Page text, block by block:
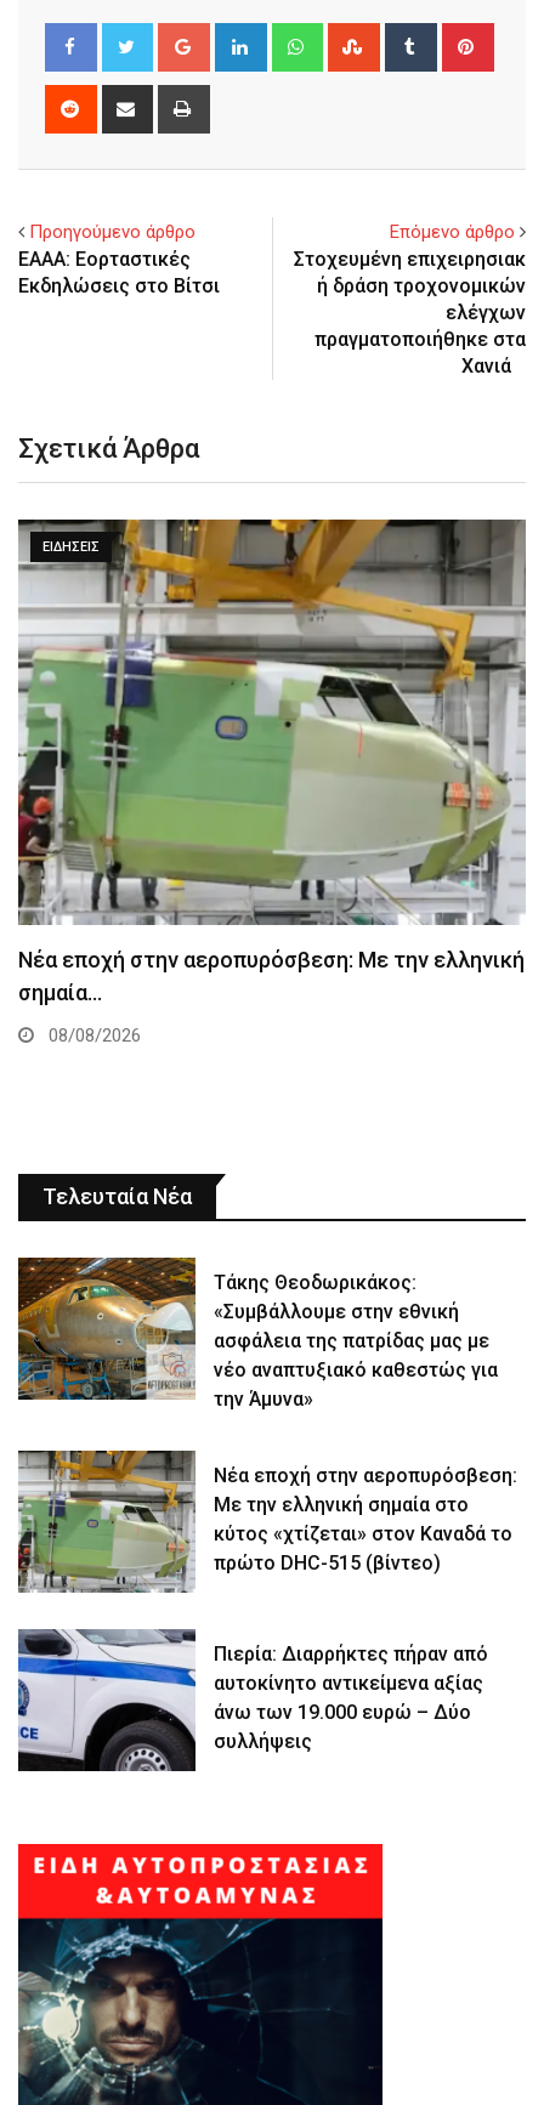
Google+ LinkedIn WhatsappStumbleUpon
Tumblr
Reddit
Share
Προηγούμενο άρθρο
ΕΑΑΑ: Εορταστικές
Εκδηλώσεις στο Βίτσι
Επόμενο άρθρο
Στοχευμένη επιχειρησιακ
ή δράση τροχονομικών
ελέγχων
πραγματοποιήθηκε στα
Χανιά
Σχετικά Άρθρα
ΕΙΔΉΣΕΙΣ
Νέα εποχή στην αεροπυρόσβεση: Με την ελληνική
σημαία…
08/08/2026
Τελευταία Νέα
Τάκης Θεοδωρικάκος:
«Συμβάλλουμε στην εθνική
ασφάλεια της πατρίδας μας με
νέο αναπτυξιακό καθεστώς για
την Άμυνα»
Νέα εποχή στην αεροπυρόσβεση:
Με την ελληνική σημαία στο
κύτος «χτίζεται» στον Καναδά το
πρώτο DHC-515 (βίντεο)
Πιερία: Διαρρήκτες πήραν από
αυτοκίνητο αντικείμενα αξίας
άνω των 19.000 ευρώ – Δύο
συλλήψεις